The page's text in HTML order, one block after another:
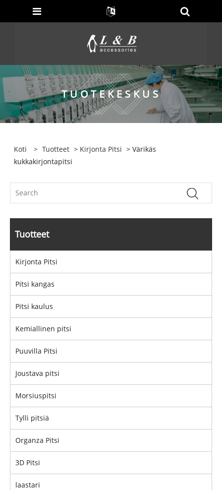
TUOTEKESKUS
Koti > Tuotteet > Kirjonta Pitsi > Värikäs
kukkakirjontapitsi
Tuotteet
Kirjonta Pitsi
Pitsi kangas
Pitsi kaulus
Kemiallinen pitsi
Puuvilla Pitsi
Joustava pitsi
Morsiuspitsi
Tylli pitsiä
Organza Pitsi
3D Pitsi
laastari